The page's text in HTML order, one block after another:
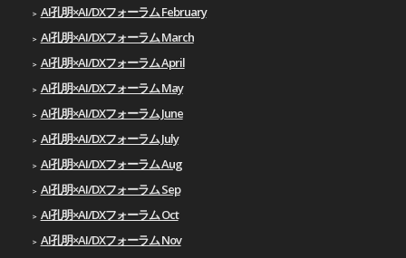
AI孔明×AI/DXフォーラム February
AI孔明×AI/DXフォーラム March
AI孔明×AI/DXフォーラム April
AI孔明×AI/DXフォーラム May
AI孔明×AI/DXフォーラム June
AI孔明×AI/DXフォーラム July
AI孔明×AI/DXフォーラム Aug
AI孔明×AI/DXフォーラム Sep
AI孔明×AI/DXフォーラム Oct
AI孔明×AI/DXフォーラム Nov